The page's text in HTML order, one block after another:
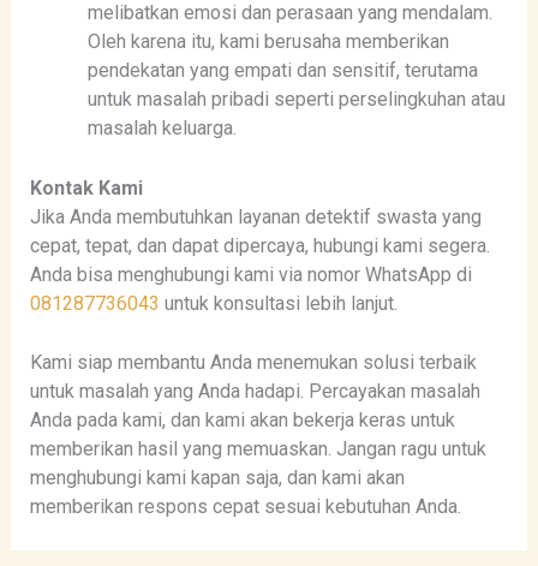
melibatkan emosi dan perasaan yang mendalam.
Oleh karena itu, kami berusaha memberikan
pendekatan yang empati dan sensitif, terutama
untuk masalah pribadi seperti perselingkuhan atau
masalah keluarga.
Kontak Kami
Jika Anda membutuhkan layanan detektif swasta yang
cepat, tepat, dan dapat dipercaya, hubungi kami segera.
Anda bisa menghubungi kami via nomor WhatsApp di
081287736043 untuk konsultasi lebih lanjut.
Kami siap membantu Anda menemukan solusi terbaik
untuk masalah yang Anda hadapi. Percayakan masalah
Anda pada kami, dan kami akan bekerja keras untuk
memberikan hasil yang memuaskan. Jangan ragu untuk
menghubungi kami kapan saja, dan kami akan
memberikan respons cepat sesuai kebutuhan Anda.